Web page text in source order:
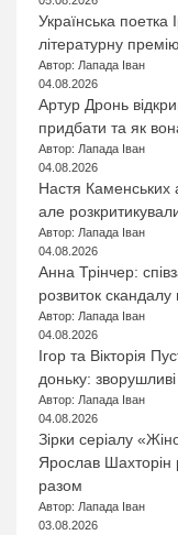
Українська
літературну
Автор: Лапада Іван
04.08.2026
Артур Дронь
придбати та як
Автор: Лапада Іван
04.08.2026
Настя Каменських
але
Автор: Лапада Іван
04.08.2026
Анна Трінчер:
розвиток
Автор: Лапада Іван
04.08.2026
Ігор та Вікторія
доньку:
Автор: Лапада Іван
04.08.2026
Зірки серіалу
Ярослав Шахторін
разом
Автор: Лапада Іван
03.08.2026